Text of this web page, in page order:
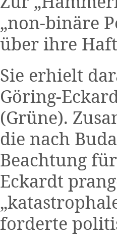
„non-binäre
über ihre
Sie erhielt
Göring-
(Grüne).
die nach
Beachtung
Eckardt
forderte